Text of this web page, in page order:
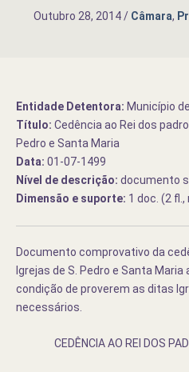
Outubro 28, 2014/ Câmara,
Entidade Detentora: Município
Título: Cedência ao Rei dos
Pedro e Santa Maria
Data: 01-07-1499
Nível de descrição: documento
Dimensão e suporte: 1 doc. (2
Documento comprovativo da
Igrejas de S. Pedro e Santa Maria
condição de proverem as ditas
necessários.
CEDÊNCIA AO REI DOS